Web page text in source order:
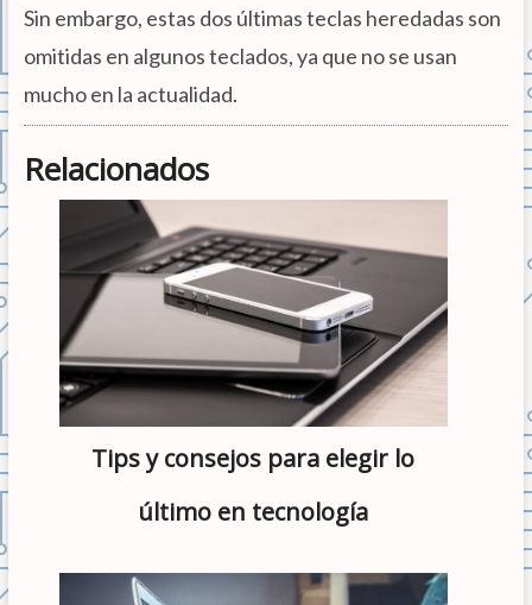
Sin embargo, estas dos últimas teclas heredadas son
omitidas en algunos teclados, ya que no se usan
mucho en la actualidad.
Relacionados
Tips y consejos para elegir lo
último en tecnología